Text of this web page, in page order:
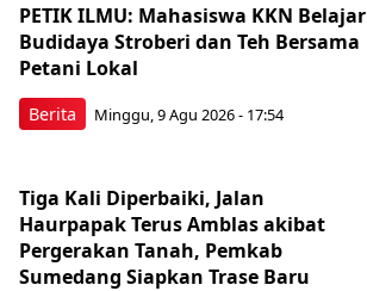
Berita
PETIK ILMU: Mahasiswa KKN Belajar
Budidaya Stroberi dan Teh Bersama
Petani Lokal
Minggu, 9 Agu 2026 - 17:54
Tiga Kali Diperbaiki, Jalan
Haurpapak Terus Amblas akibat
Pergerakan Tanah, Pemkab
Sumedang Siapkan Trase Baru